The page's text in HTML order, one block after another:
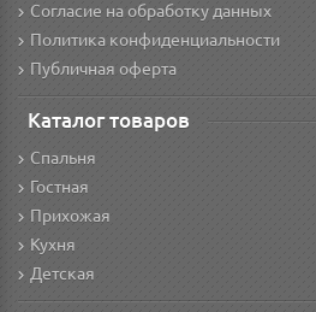
Согласие на обработку данных
Политика конфиденциальности
Публичная оферта
Каталог товаров
Спальня
Гостная
Прихожая
Кухня
Детская